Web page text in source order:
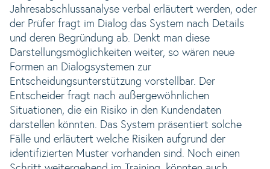
Jahresabschlussanalyse verbal erläutert werden, oder
der Prüfer fragt im Dialog das System nach Details
und deren Begründung ab. Denkt man diese
Darstellungsmöglichkeiten weiter, so wären neue
Formen an Dialogsystemen zur
Entscheidungsunterstützung vorstellbar. Der
Entscheider fragt nach außergewöhnlichen
Situationen, die ein Risiko in den Kundendaten
darstellen könnten. Das System präsentiert solche
Fälle und erläutert welche Risiken aufgrund der
identifizierten Muster vorhanden sind. Noch einen